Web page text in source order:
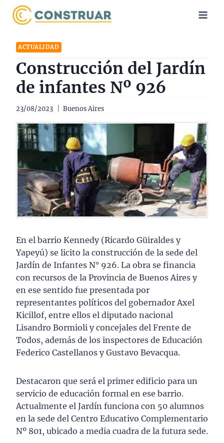
Saltar
ACTUALIDAD
Construcción del Jardín
de infantes Nº 926
23/08/2023 Buenos Aires
En el barrio Kennedy (Ricardo Güiraldes y
Yapeyú) se licito la construcción de la sede del
Jardín de Infantes N° 926. La obra se financia
con recursos de la Provincia de Buenos Aires y
en ese sentido fue presentada por
representantes políticos del gobernador Axel
Kicillof, entre ellos el diputado nacional
Lisandro Bormioli y concejales del Frente de
Todos, además de los inspectores de Educación
Federico Castellanos y Gustavo Bevacqua.
Destacaron que será el primer edificio para un
servicio de educación formal en ese barrio.
Actualmente el Jardín funciona con 50 alumnos
en la sede del Centro Educativo Complementario
Nº 801, ubicado a media cuadra de la futura sede.